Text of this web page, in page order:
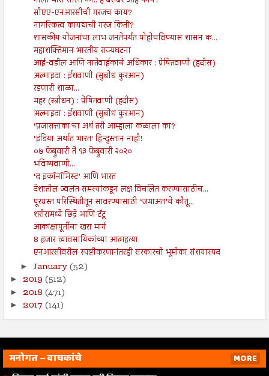
सीएए-एनआरसीची गरजच काय?
नागरिकत्व कायद्याची गरज किती?
शासकीय योजनांचा लाभ जनतेपर्यंत पोहोचविण्यास शासन क...
महाशक्तिमान भारतीय राज्यघटना
आई-वडील आणि नातेवाईकांचे अधिकार : प्रेषितवाणी (हदीस)
अल्माइदा : ईशवाणी (सुबोध कुरआन)
रडणारी शाळा...
महर (स्त्रीधन) : प्रेषितवाणी (हदीस)
अल्माइदा : ईशवाणी (सुबोध कुरआन)
‘प्रजासत्ताका'चा अर्थ तरी आम्हाला कळाला का?
‘इंडिया अर्थात भारत' हिन्दुस्तान नाही!
०७ फेब्रुवारी ते १३ फेब्रुवारी २०२०
भविष्यवाणी...
‘द इकॉनॉमिस्ट’ आणि भारत
देशातील ज्वलंत समस्यांकडून लक्ष विचलित करण्यासाठीच...
पूरग्रस्त परिस्थितीतून सावरण्यासाठी ‘जमाअत’चे कौतू...
शरीरामध्ये छिद्रे आणि टॅटू
आकांक्षापूर्तीचा खरा मार्ग
8 हजार व्यावसायिकांच्या आत्महत्या
एनआरसीवरील स्पष्टीकरणानंतरही सरकारची भूमीका संशयास्पद
► January(52)
► 2019 (512)
► 2018 (471)
► 2017 (141)
मनोगत – वाचकांचे
MORE